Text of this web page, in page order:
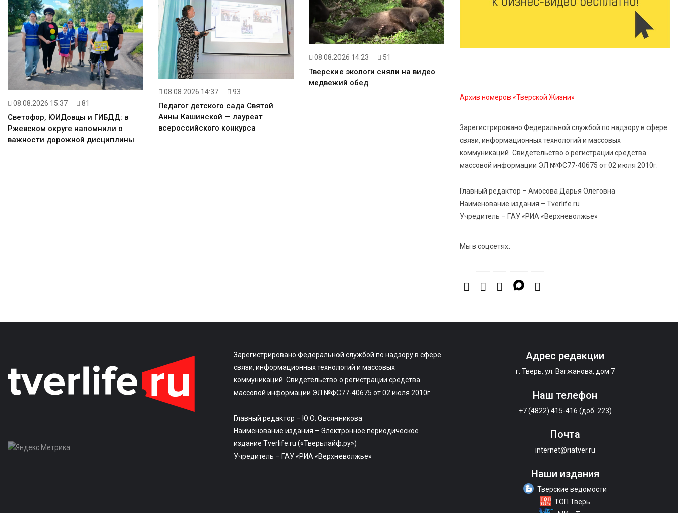
08.08.2026 15:37 81
Светофор, ЮИДовцы и ГИБДД: в
Ржевском округе напомнили о
важности дорожной дисциплины
08.08.2026 14:37 93
Педагог детского сада Святой
Анны Кашинской — лауреат
всероссийского конкурса
08.08.2026 14:23 51
Тверские экологи сняли на видео
медвежий обед
Семина
7 Авг 2026 19:02 428
Ботанические лаборатории в школах: Тверская
область запускает масштабный экопроект
В Ржеве чествовали работников строительной
7 Авг 2026 18:01 373
День арбуза отметили ребята в Андреапольском
Архив номеров «Тверской Жизни»
Зарегистрировано Федеральной службой по надзору в сфере
связи, информационных технологий и массовых
коммуникаций. Свидетельство о регистрации средства
массовой информации ЭЛ №ФС77-40675 от 02 июля 2010г.
Главный редактор – Амосова Дарья Олеговна
Наименование издания – Tverlife.ru
Учредитель – ГАУ «РИА «Верхневолжье»
Мы в соцсетях:
Зарегистрировано Федеральной службой по надзору в сфере
связи, информационных технологий и массовых
коммуникаций. Свидетельство о регистрации средства
массовой информации ЭЛ №ФС77-40675 от 02 июля 2010г.
Главный редактор – Ю.О. Овсянникова
Наименование издания – Электронное периодическое
издание Tverlife.ru («Тверьлайф.ру»)
Учредитель – ГАУ «РИА «Верхневолжье»
Адрес редакции
г. Тверь, ул. Вагжанова, дом 7
Наш телефон
+7 (4822) 415-416 (доб. 223)
Почта
internet@riatver.ru
Наши издания
Тверские ведомости
ТОП Тверь